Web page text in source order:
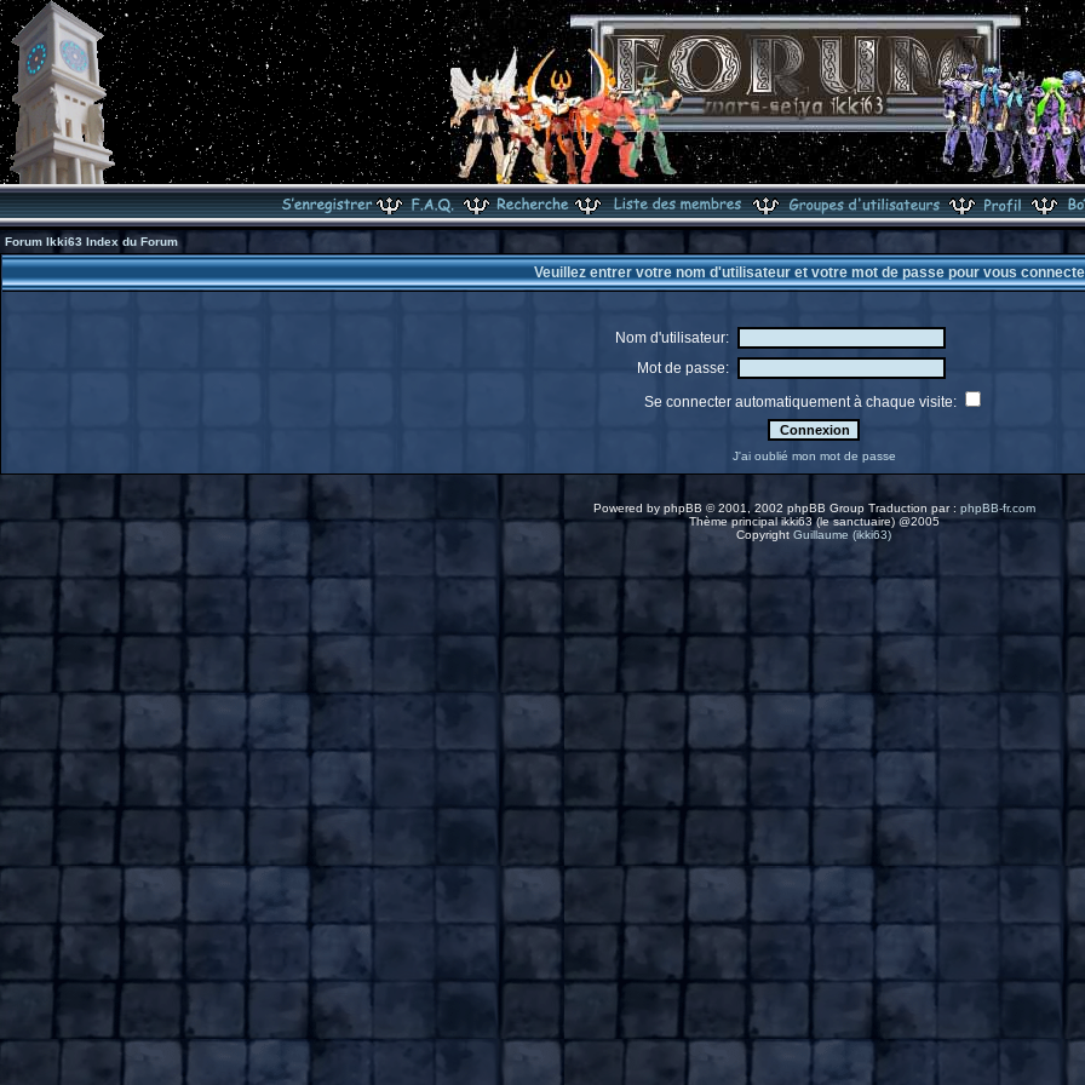
Forum Ikki63 Index du Forum
Veuillez entrer votre nom d'utilisateur et votre mot de passe pour vous
Nom d'utilisateur:
Mot de passe:
Se connecter automatiquement à chaque visite:
J'ai oublié mon mot de passe
Powered by phpBB © 2001, 2002 phpBB Group Traduction par : phpBB-fr.com
Thème principal ikki63 (le sanctuaire) @2005
Copyright Guillaume (ikki63)